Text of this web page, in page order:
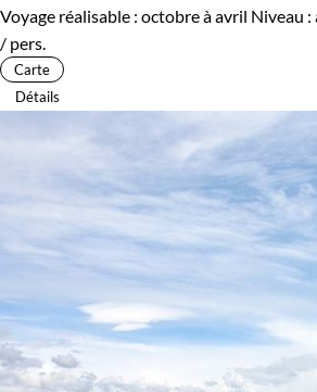
Voyage réalisable : octobre à avril Niveau :
/ pers.
Carte
Détails